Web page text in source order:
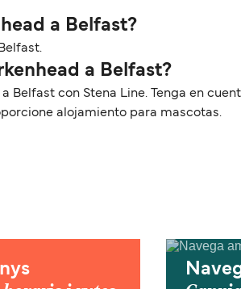
a Belfast?
a Belfast?
con Stena Line. Tenga en
alojamiento para mascotas.